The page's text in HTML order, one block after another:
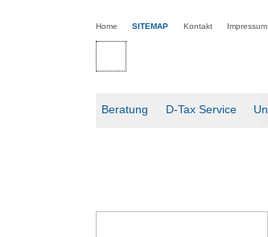
Home SITEMAP Kontakt Impressum
Beratung D-Tax Service